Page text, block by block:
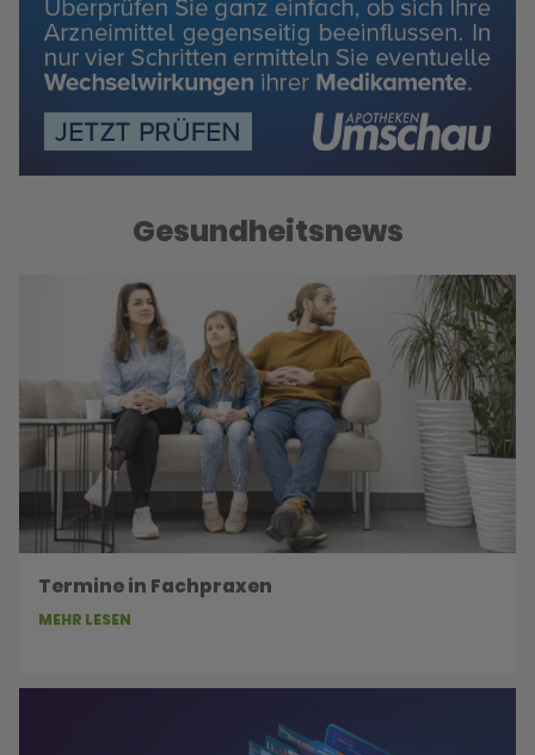
Gesundheitsnews
Termine in Fachpraxen
MEHR LESEN